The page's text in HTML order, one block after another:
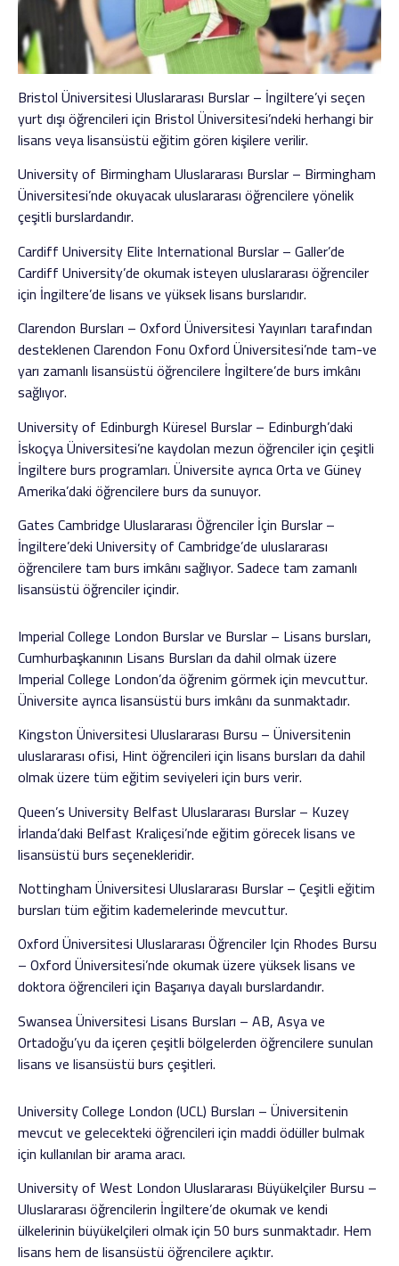
Bristol Üniversitesi Uluslararası Burslar – İngiltere’yi seçen
yurt dışı öğrencileri için Bristol Üniversitesi’ndeki herhangi bir
lisans veya lisansüstü eğitim gören kişilere verilir.
University of Birmingham Uluslararası Burslar – Birmingham
Üniversitesi’nde okuyacak uluslararası öğrencilere yönelik
çeşitli burslardandır.
Cardiff University Elite International Burslar – Galler’de
Cardiff University’de okumak isteyen uluslararası öğrenciler
için İngiltere’de lisans ve yüksek lisans burslarıdır.
Clarendon Bursları – Oxford Üniversitesi Yayınları tarafından
desteklenen Clarendon Fonu Oxford Üniversitesi’nde tam-ve
yarı zamanlı lisansüstü öğrencilere İngiltere’de burs imkânı
sağlıyor.
University of Edinburgh Küresel Burslar – Edinburgh’daki
İskoçya Üniversitesi’ne kaydolan mezun öğrenciler için çeşitli
İngiltere burs programları. Üniversite ayrıca Orta ve Güney
Amerika’daki öğrencilere burs da sunuyor.
Gates Cambridge Uluslararası Öğrenciler İçin Burslar –
İngiltere’deki University of Cambridge’de uluslararası
öğrencilere tam burs imkânı sağlıyor. Sadece tam zamanlı
lisansüstü öğrenciler içindir.
Imperial College London Burslar ve Burslar – Lisans bursları,
Cumhurbaşkanının Lisans Bursları da dahil olmak üzere
Imperial College London’da öğrenim görmek için mevcuttur.
Üniversite ayrıca lisansüstü burs imkânı da sunmaktadır.
Kingston Üniversitesi Uluslararası Bursu – Üniversitenin
uluslararası ofisi, Hint öğrencileri için lisans bursları da dahil
olmak üzere tüm eğitim seviyeleri için burs verir.
Queen’s University Belfast Uluslararası Burslar – Kuzey
İrlanda’daki Belfast Kraliçesi’nde eğitim görecek lisans ve
lisansüstü burs seçenekleridir.
Nottingham Üniversitesi Uluslararası Burslar – Çeşitli eğitim
bursları tüm eğitim kademelerinde mevcuttur.
Oxford Üniversitesi Uluslararası Öğrenciler Için Rhodes Bursu
– Oxford Üniversitesi’nde okumak üzere yüksek lisans ve
doktora öğrencileri için Başarıya dayalı burslardandır.
Swansea Üniversitesi Lisans Bursları – AB, Asya ve
Ortadoğu’yu da içeren çeşitli bölgelerden öğrencilere sunulan
lisans ve lisansüstü burs çeşitleri.
University College London (UCL) Bursları – Üniversitenin
mevcut ve gelecekteki öğrencileri için maddi ödüller bulmak
için kullanılan bir arama aracı.
University of West London Uluslararası Büyükelçiler Bursu –
Uluslararası öğrencilerin İngiltere’de okumak ve kendi
ülkelerinin büyükelçileri olmak için 50 burs sunmaktadır. Hem
lisans hem de lisansüstü öğrencilere açıktır.